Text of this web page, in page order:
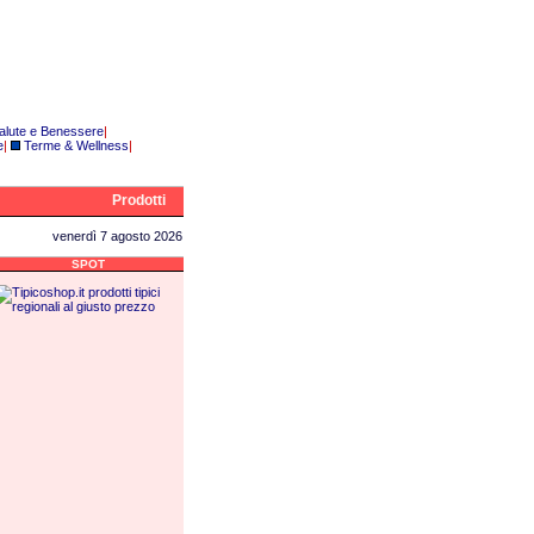
e Benessere|
| Terme & Wellness|
Prodotti
venerdì 7 agosto 2026
SPOT